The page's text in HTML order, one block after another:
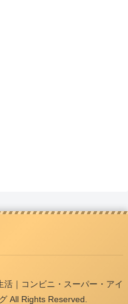
｜コンビニ・スーパー・アイ
All Rights Reserved.